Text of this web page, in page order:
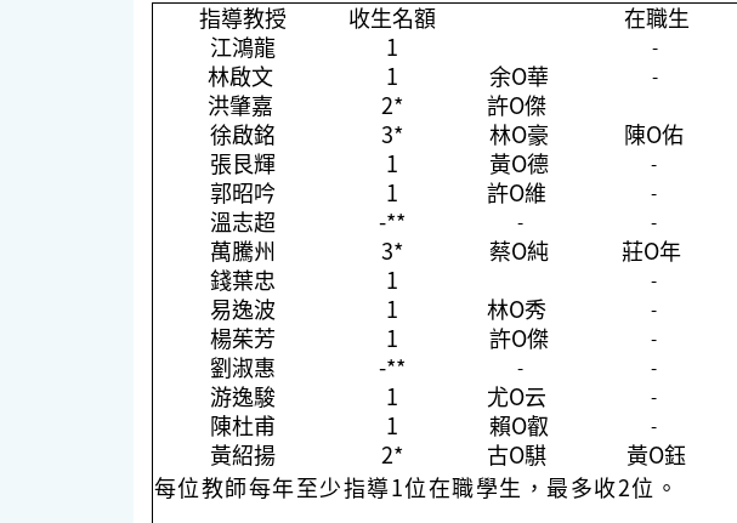
指導教授 收生名額
在職生
江鴻龍
1 -
林啟文 1 余O華 -
洪肇嘉 2* 許O傑
徐啟銘 3* 林O豪 陳O佑
張艮輝
1 黃O德 -
郭昭吟 1 許O維 -
溫志超 -** - -
萬騰州 3* 蔡O純 莊O年
錢葉忠
1 -
易逸波 1 林O秀 -
楊茱芳 1 許O傑 -
劉淑惠 -** - -
游逸駿 1 尤O云 -
陳杜甫 1 賴O叡 -
黃紹揚 2* 古O騏 黃O鈺
每位教師每年至少指導1位在職學生，最多收2位。